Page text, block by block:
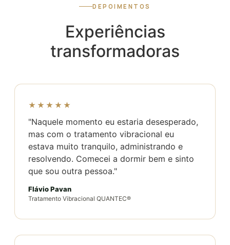
DEPOIMENTOS
Experiências
transformadoras
★★★★★
"Naquele momento eu estaria desesperado,
mas com o tratamento vibracional eu
estava muito tranquilo, administrando e
resolvendo. Comecei a dormir bem e sinto
que sou outra pessoa."
Flávio Pavan
Tratamento Vibracional QUANTEC®